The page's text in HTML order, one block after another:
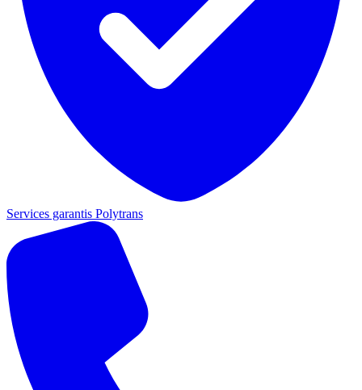
Services garantis Polytrans